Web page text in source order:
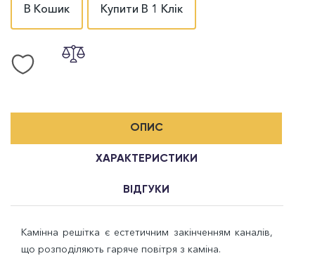
В Кошик Купити В 1 Клік
ОПИС
ХАРАКТЕРИСТИКИ
ВІДГУКИ
Камінна решітка є естетичним закінченням каналів,
що розподіляють гаряче повітря з каміна.